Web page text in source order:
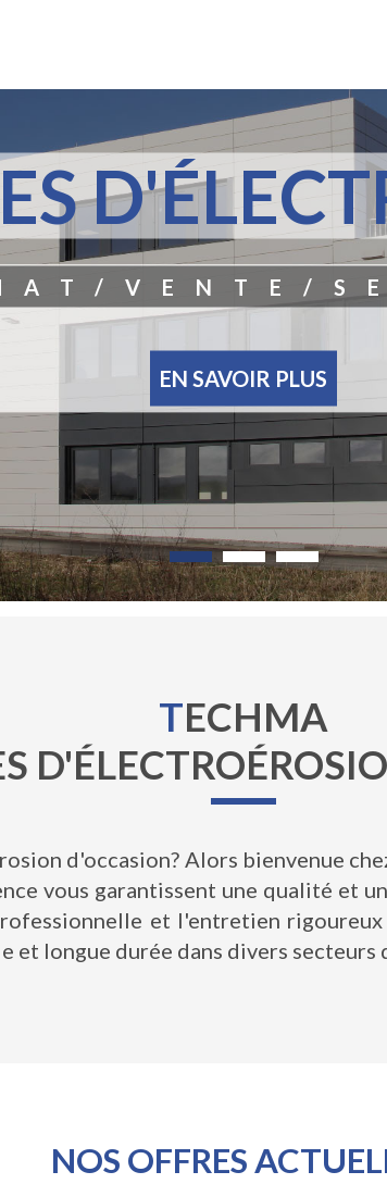
VENTE/
EN SAVOIR PLUS
TECHMA
d'occasion? Alors bienvenue
vous garantissent une qualité et
et l'entretien
longue durée dans divers secteurs
NOS OFFRES